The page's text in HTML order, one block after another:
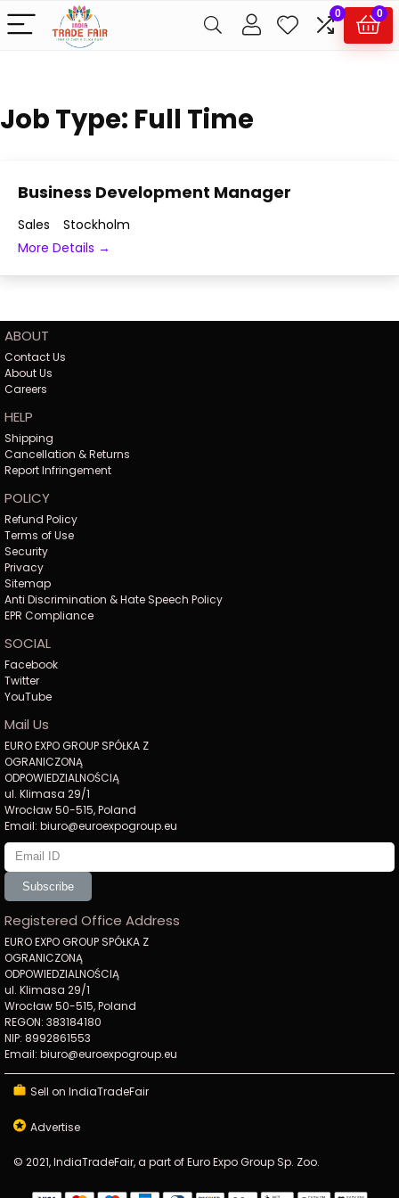
0 0
Job Type: Full Time
Business Development Manager
Sales
Stockholm
More Details
ABOUT
Contact Us
About Us
Careers
HELP
Shipping
Cancellation & Returns
Report Infringement
POLICY
Refund Policy
Terms of Use
Security
Privacy
Sitemap
Anti Discrimination & Hate Speech Policy
EPR Compliance
SOCIAL
Facebook
Twitter
YouTube
Mail Us
EURO EXPO GROUP SPÓŁKA Z
OGRANICZONĄ
ODPOWIEDZIALNOŚCIĄ
ul. Klimasa 29/1
Wrocław 50-515, Poland
Email: biuro@euroexpogroup.eu
Subscribe
Registered Office Address
EURO EXPO GROUP SPÓŁKA Z
OGRANICZONĄ
ODPOWIEDZIALNOŚCIĄ
ul. Klimasa 29/1
Wrocław 50-515, Poland
REGON: 383184180
NIP: 8992861553
Email: biuro@euroexpogroup.eu
Sell on IndiaTradeFair
Advertise
© 2021, IndiaTradeFair, a part of Euro Expo Group Sp. Zoo.